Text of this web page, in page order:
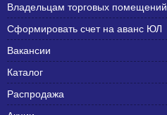
Владельцам торговых помещений
Сформировать счет на аванс ЮЛ
Вакансии
Каталог
Распродажа